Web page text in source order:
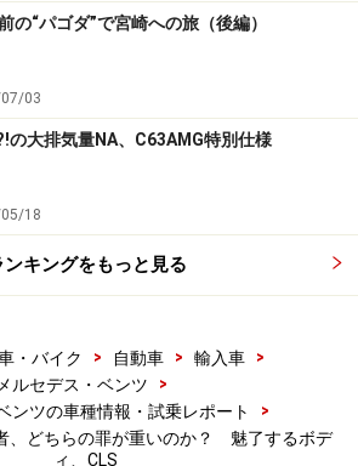
の“パゴダ”で宮崎への旅（後編）
03
の大排気量NA、C63AMG特別仕様
18
ンキングをもっと見る
・バイク > 自動車 > 輸入車
>
ルセデス・ベンツ
>
ンツの車種情報・試乗レポート
>
、どちらの罪が重いのか？ 魅了するボデ
ィ、CLS